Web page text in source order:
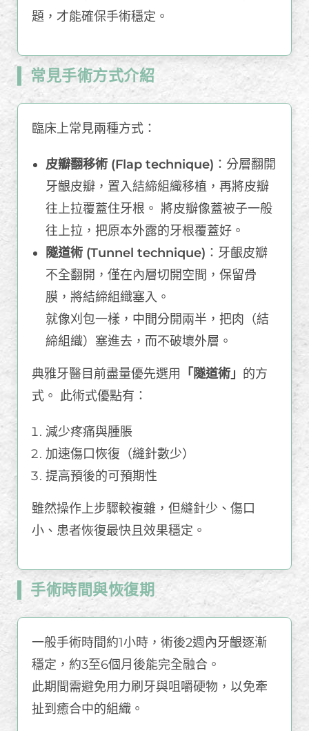
題，才能確保手術穩定。
常見手術方式介紹
臨床上常見兩種方式：
皮瓣翻移術 (Flap technique) ：分層翻開
牙齦皮瓣，置入結締組織移植，再將皮瓣
往上拉覆蓋住牙根。 將皮瓣像蓋被子一般
往上拉，把原本外露的牙根覆蓋好。
隧道術 (Tunnel technique) ：牙齦皮瓣
不全翻開，僅在內層切開空間，保留骨
膜，將結締組織塞入。
就像刈包一樣，中間分開兩半，把肉（結
締組織）塞進去，而不破壞外層。
典雅牙醫目前盡量優先選用 「隧道術」 的方
式。 此術式優點有：
減少疼痛與腫脹
加速傷口恢復（縫針數少）
提高預後的可預期性
雖然操作上步驟較複雜，但縫針少、傷口
小、患者恢復最快且效果穩定。
手術時間與恢復期
一般手術時間約1小時，術後2週內牙齦逐漸
穩定，約3至6個月後能完全融合。
此期間需避免用力刷牙與咀嚼硬物，以免牽
扯到癒合中的組織。